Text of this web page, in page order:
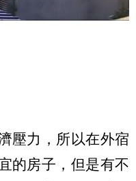
壓力，所以在外宿
的房子，但是有不